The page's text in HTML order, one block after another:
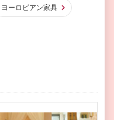
ヨーロピアン家具